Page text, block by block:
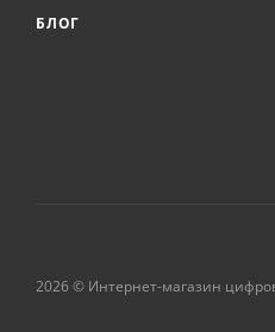
БЛОГ
2026 © Интернет-магазин